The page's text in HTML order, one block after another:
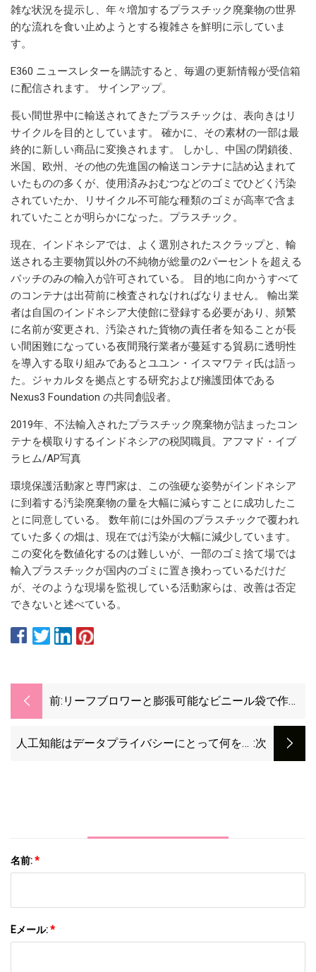
雑な状況を提示し、年々増加するプラスチック廃棄物の世界
的な流れを食い止めようとする複雑さを鮮明に示していま
す。
E360 ニュースレターを購読すると、毎週の更新情報が受信箱
に配信されます。 サインアップ。
長い間世界中に輸送されてきたプラスチックは、表向きはリ
サイクルを目的としています。 確かに、その素材の一部は最
終的に新しい商品に変換されます。 しかし、中国の閉鎖後、
米国、欧州、その他の先進国の輸送コンテナに詰め込まれて
いたものの多くが、使用済みおむつなどのゴミでひどく汚染
されていたか、リサイクル不可能な種類のゴミが高率で含ま
れていたことが明らかになった。プラスチック。
現在、インドネシアでは、よく選別されたスクラップと、輸
送される主要物質以外の不純物が総量の2パーセントを超える
バッチのみの輸入が許可されている。 目的地に向かうすべて
のコンテナは出荷前に検査されなければなりません。 輸出業
者は自国のインドネシア大使館に登録する必要があり、頻繁
に名前が変更され、汚染された貨物の責任者を知ることが長
い間困難になっている夜間飛行業者が蔓延する貿易に透明性
を導入する取り組みであるとユユン・イスマワティ氏は語っ
た。ジャカルタを拠点とする研究および擁護団体である
Nexus3 Foundation の共同創設者。
2019年、不法輸入されたプラスチック廃棄物が詰まったコン
テナを横取りするインドネシアの税関職員。アフマド・イブ
ラヒム/AP写真
環境保護活動家と専門家は、この強硬な姿勢がインドネシア
に到着する汚染廃棄物の量を大幅に減らすことに成功したこ
とに同意している。 数年前には外国のプラスチックで覆われ
ていた多くの畑は、現在では汚染が大幅に減少しています。
この変化を数値化するのは難しいが、一部のゴミ捨て場では
輸入プラスチックが国内のゴミに置き換わっているだけだ
が、そのような現場を監視している活動家らは、改善は否定
できないと述べている。
前: リーフブロワーと膨張可能なビニール袋で作ら
空します。
人工知能はデータプライバシーにとって何を意 :次
名前:*
Eメール:*